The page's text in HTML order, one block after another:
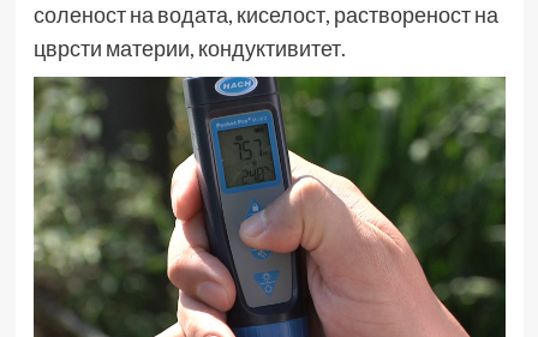
соленост на водата, киселост, раствореност на
цврсти материи, кондуктивитет.